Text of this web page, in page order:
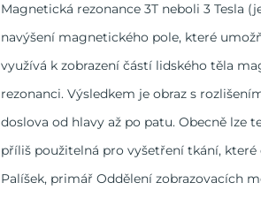
Magnetická rezonance 3T neboli 3 Tesla
navýšení magnetického pole, které
využívá k zobrazení částí lidského těla
rezonanci. Výsledkem je obraz s
doslova od hlavy až po patu. Obecně lze
příliš použitelná pro vyšetření tkání,
Palíšek, primář Oddělení zobrazovacích